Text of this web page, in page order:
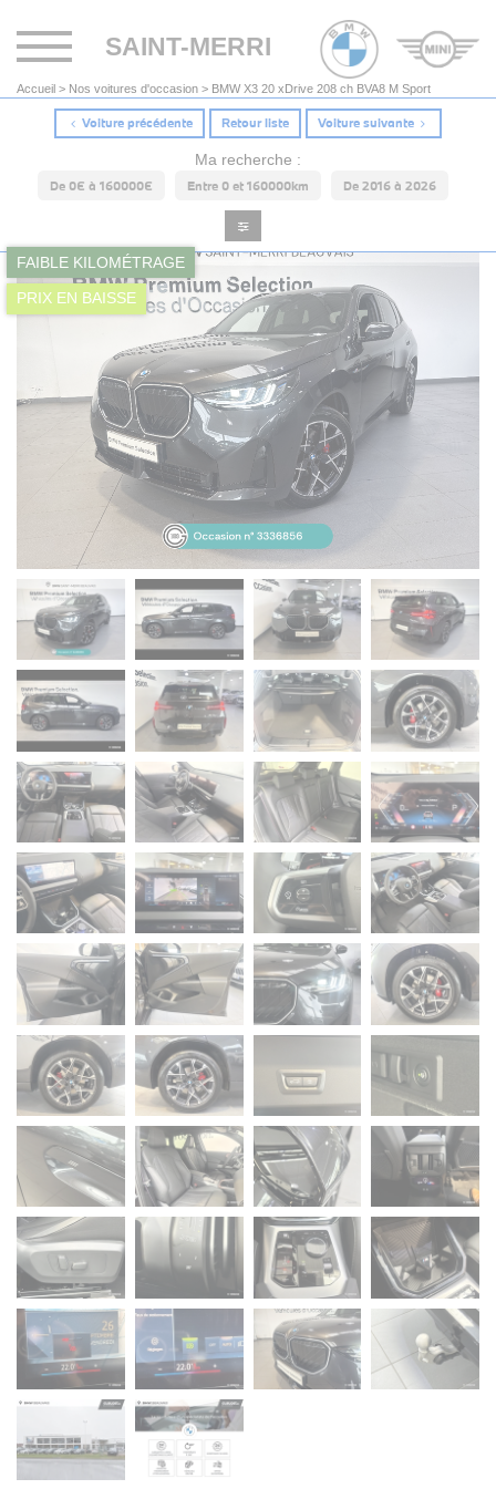
SAINT-MERRI
Toggle
navigation
Accueil > Nos voitures d'occasion > BMW X3 20 xDrive 208 ch BVA8 M Sport
FAIBLE KILOMÉTRAGE
PRIX EN BAISSE
Voiture précédente Retour liste Voiture suivante
Ma recherche :
De 0€ à 160000€ Entre 0 et 160000km De 2016 à 2026